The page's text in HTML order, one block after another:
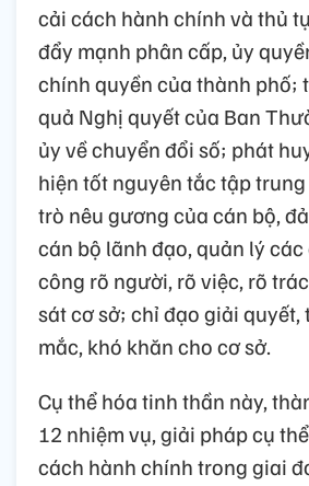
cải cách hành chính và thủ
đẩy mạnh phân cấp, ủy
chính quyền của thành phố;
quả Nghị quyết của Ban
ủy về chuyển đổi số; phát
hiện tốt nguyên tắc tập
trò nêu gương của cán bộ,
cán bộ lãnh đạo, quản lý
công rõ người, rõ việc, rõ
sát cơ sở; chỉ đạo giải
mắc, khó khăn cho cơ sở.
Cụ thể hóa tinh thần này,
12 nhiệm vụ, giải pháp cụ
cách hành chính trong giai